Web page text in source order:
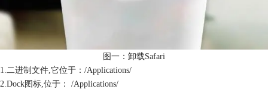
图一：卸载Safari
1.二进制文件,它位于：/Applications/
2.Dock图标,位于： /Applications/